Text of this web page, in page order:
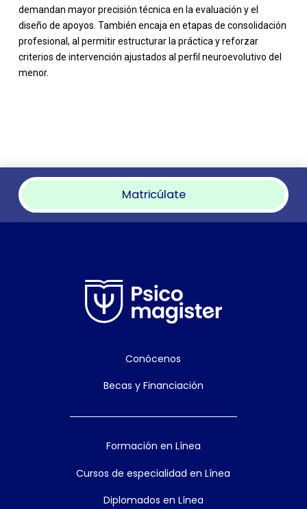
demandan mayor precisión técnica en la evaluación y el
diseño de apoyos. También encaja en etapas de consolidación
profesional, al permitir estructurar la práctica y reforzar
criterios de intervención ajustados al perfil neuroevolutivo del
menor.
Matricúlate
Conócenos
Becas y Financiación
Formación en Línea
Cursos de especialidad en Línea
Diplomados en Línea